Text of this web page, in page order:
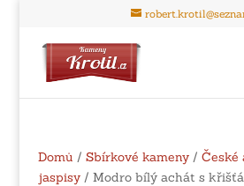
Domů / Sbírkové kameny/ České
jaspisy/ Modro bílý achát s